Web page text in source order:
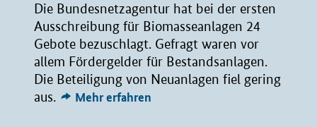
Die Bundesnetzagentur hat bei der ersten
Ausschreibung für Biomasseanlagen 24
Gebote bezuschlagt. Gefragt waren vor
allem Fördergelder für Bestandsanlagen.
Die Beteiligung von Neuanlagen fiel gering
aus.
Mehr erfahren